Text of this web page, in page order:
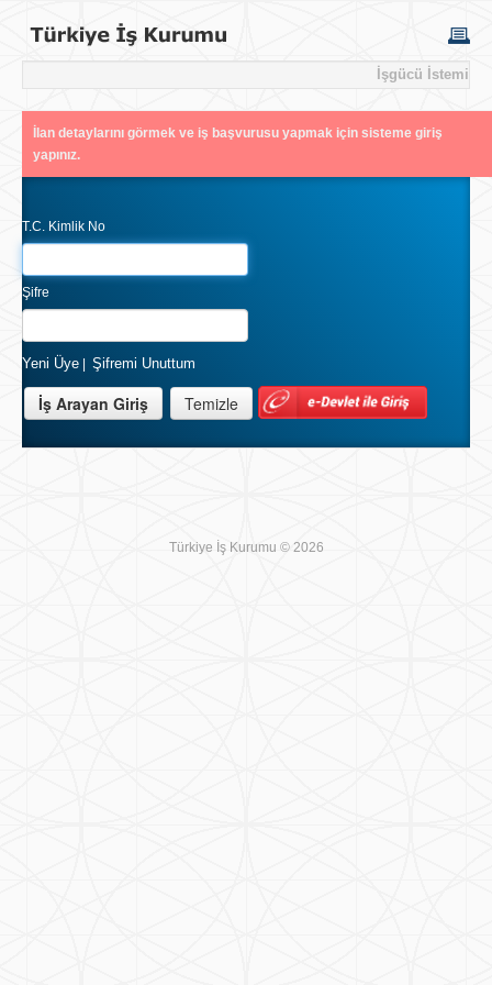
İşgücü İstemi
İlan detaylarını görmek ve iş başvurusu yapmak için sisteme giriş
yapınız.
T.C. Kimlik No
Şifre
Yeni Üye Şifremi Unuttum
Türkiye İş Kurumu © 2026